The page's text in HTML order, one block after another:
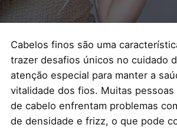
Cabelos finos são uma
trazer desafios únicos no cuidado
atenção especial para manter a
vitalidade dos fios. Muitas
de cabelo enfrentam problemas
de densidade e frizz, o que pode